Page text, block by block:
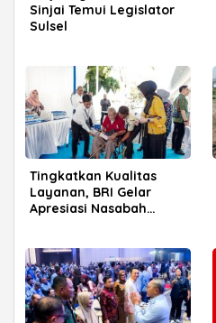
Sinjai Temui Legislator
Sulsel
Tingkatkan Kualitas
Layanan, BRI Gelar
Apresiasi Nasabah